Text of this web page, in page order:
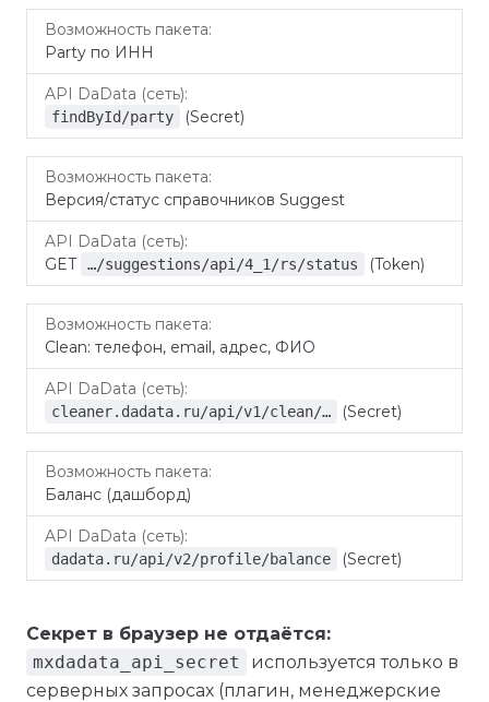
Party по ИНН
findById/party (Secret)
Версия/статус справочников Suggest
GET …/suggestions/api/4_1/rs/status (Token)
Clean: телефон, email, адрес, ФИО
cleaner.dadata.ru/api/v1/clean/… (Secret)
Баланс (дашборд)
dadata.ru/api/v2/profile/balance (Secret)
Секрет в браузер не отдаётся:
mxdadata_api_secret
используется только в
серверных запросах (плагин, менеджерские